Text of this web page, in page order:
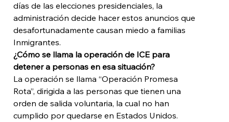
días de las elecciones presidenciales, la
administración decide hacer estos anuncios que
desafortunadamente causan miedo a familias
Inmigrantes.
¿Cómo se llama la operación de ICE para
detener a personas en esa situación?
La operación se llama “Operación Promesa
Rota”, dirigida a las personas que tienen una
orden de salida voluntaria, la cual no han
cumplido por quedarse en Estados Unidos.